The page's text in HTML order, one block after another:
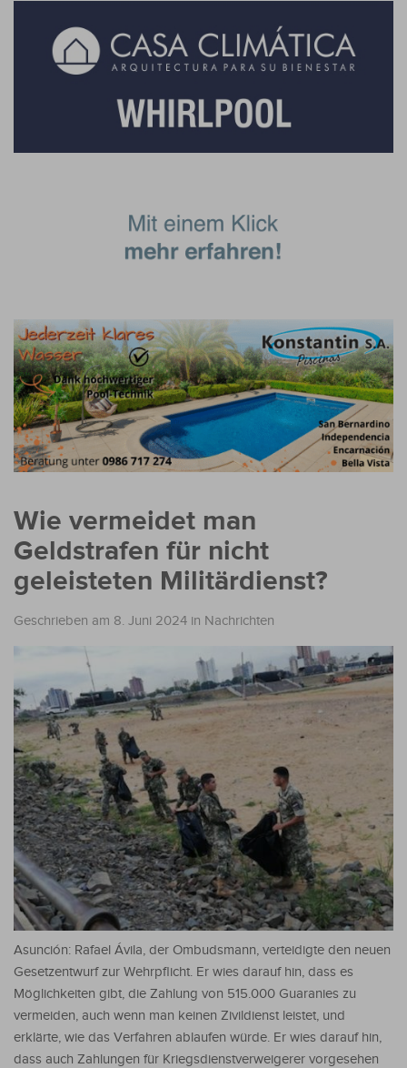
Wie vermeidet man
Geldstrafen für nicht
geleisteten Militärdienst?
Geschrieben am 8. Juni 2024 in Nachrichten
Asunción: Rafael Ávila, der Ombudsmann, verteidigte den neuen
Gesetzentwurf zur Wehrpflicht. Er wies darauf hin, dass es
Möglichkeiten gibt, die Zahlung von 515.000 Guaranies zu
vermeiden, auch wenn man keinen Zivildienst leistet, und
erklärte, wie das Verfahren ablaufen würde. Er wies darauf hin,
dass auch Zahlungen für Kriegsdienstverweigerer vorgesehen